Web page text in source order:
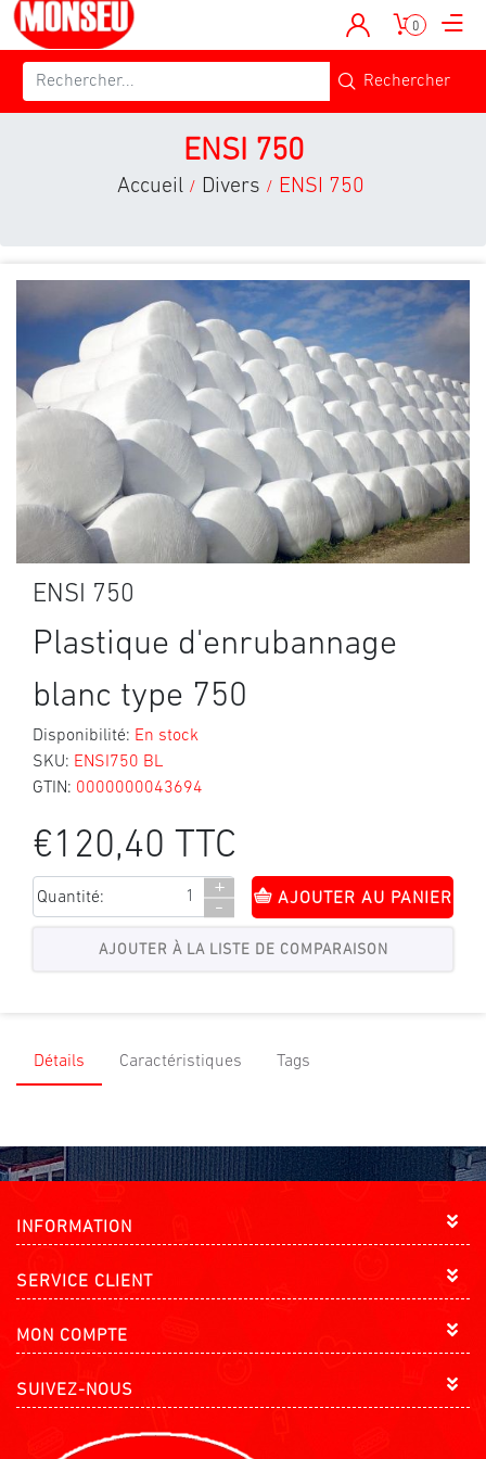
0
ENSI 750
Accueil / Divers / ENSI 750
ENSI 750
Plastique d'enrubannage
blanc type 750
Disponibilité: En stock
SKU: ENSI750 BL
GTIN: 0000000043694
€120,40 TTC
Quantité:
+
-
AJOUTER AU PANIER
Détails Caractéristiques Tags
INFORMATION
SERVICE CLIENT
MON COMPTE
SUIVEZ-NOUS